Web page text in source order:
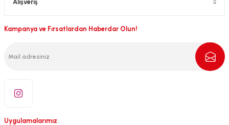
Alışveriş
Kampanya ve Fırsatlardan Haberdar Olun!
Uygulamalarımız